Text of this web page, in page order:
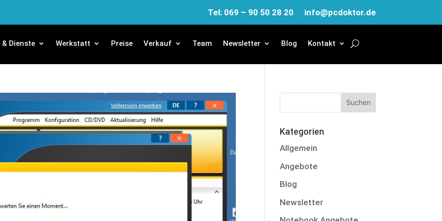
Tel: 069 – 90 50 28 20 info@pcdoktor.de
Dienste Werkstatt Preise Verkauf Team Newsletter Blog Kontakt
Kategorien
Allgemein
Angebote
Blog
Newsletter